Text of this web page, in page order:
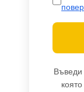
Въведи